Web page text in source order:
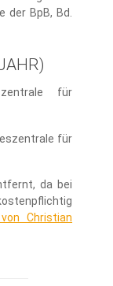
der BpB, Bd.
für
für
da bei
Christian